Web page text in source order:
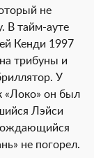
не
В тайм-ауте
Кенди 1997
трибуны и
У
«Локо» он был
Лэйси
не погорел.